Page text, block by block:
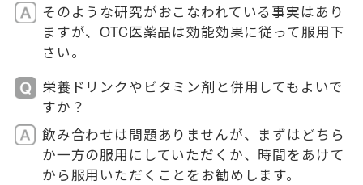
そのような研究がおこなわれている事実はあり
ますが、OTC医薬品は効能効果に従って服用下
さい。
栄養ドリンクやビタミン剤と併用してもよいで
すか？
飲み合わせは問題ありませんが、まずはどちら
か一方の服用にしていただくか、時間をあけて
から服用いただくことをお勧めします。